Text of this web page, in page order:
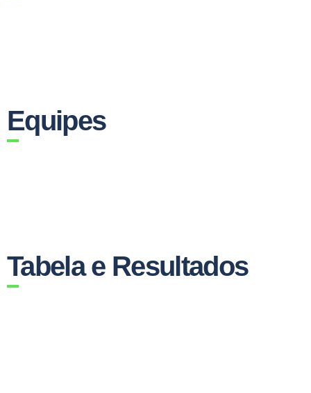
Equipes
Tabela e Resultados